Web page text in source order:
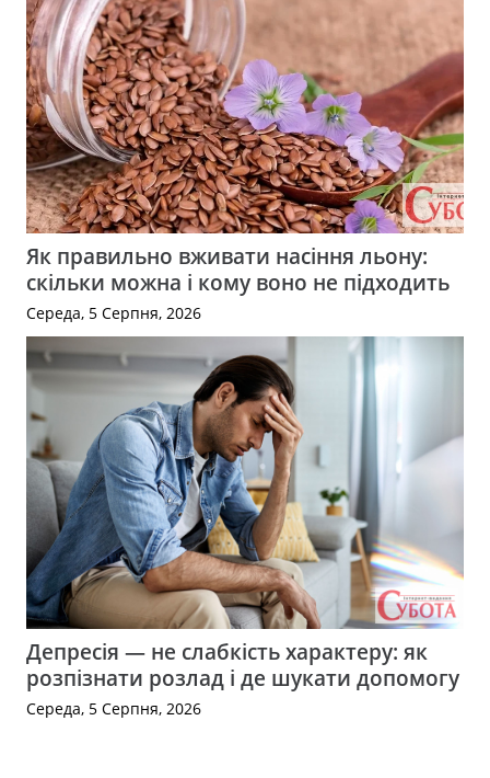
Як правильно вживати насіння льону:
скільки можна і кому воно не підходить
Середа, 5 Серпня, 2026
Депресія — не слабкість характеру: як
розпізнати розлад і де шукати допомогу
Середа, 5 Серпня, 2026